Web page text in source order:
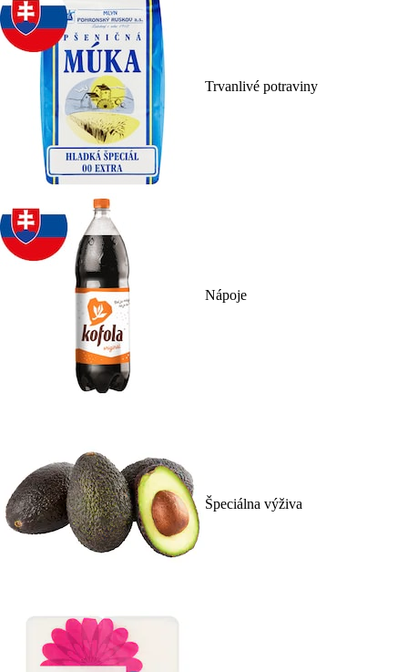
Trvanlivé potraviny
Nápoje
Špeciálna výživa